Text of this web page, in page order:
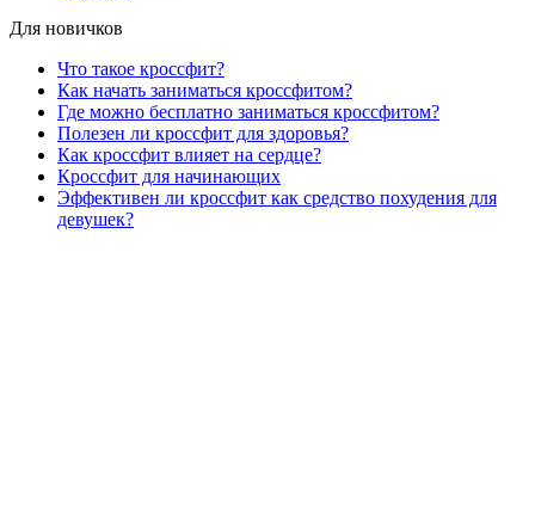
Для новичков
Что такое кроссфит?
Как начать заниматься кроссфитом?
Где можно бесплатно заниматься кроссфитом?
Полезен ли кроссфит для здоровья?
Как кроссфит влияет на сердце?
Кроссфит для начинающих
Эффективен ли кроссфит как средство похудения для
девушек?